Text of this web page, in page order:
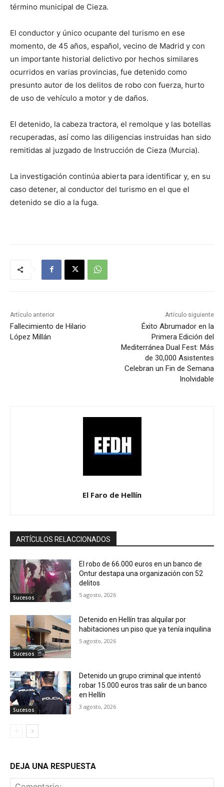
término municipal de Cieza.
El conductor y único ocupante del turismo en ese
momento, de 45 años, español, vecino de Madrid y con
un importante historial delictivo por hechos similares
ocurridos en varias provincias, fue detenido como
presunto autor de los delitos de robo con fuerza, hurto
de uso de vehículo a motor y de daños.
El detenido, la cabeza tractora, el remolque y las botellas
recuperadas, así como las diligencias instruidas han sido
remitidas al juzgado de Instrucción de Cieza (Murcia).
La investigación continúa abierta para identificar y, en su
caso detener, al conductor del turismo en el que el
detenido se dio a la fuga.
Artículo anterior
Fallecimiento de Hilario
López Millán
Artículo siguiente
Éxito Abrumador en la
Primera Edición del
Mediterránea Dual Fest: Más
de 30,000 Asistentes
Celebran un Fin de Semana
Inolvidable
El Faro de Hellín
ARTÍCULOS RELACCIONADOS
Sucesos
El robo de 66.000 euros en un banco de
Ontur destapa una organización con 52
delitos
5 agosto, 2026
Sucesos
Detenido en Hellín tras alquilar por
habitaciones un piso que ya tenía inquilina
5 agosto, 2026
Sucesos
Detenido un grupo criminal que intentó
robar 15.000 euros tras salir de un banco
en Hellín
3 agosto, 2026
DEJA UNA RESPUESTA